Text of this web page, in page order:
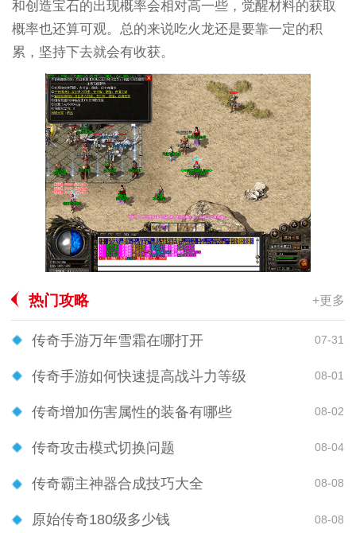
和创造宝石的出现概率会相对高一些，觉醒材料的获取
概率也还算可观。总的来说吃火龙还是要靠一定的积
累，坚持下去就会有收获。
热门攻略 +更多
传奇手游万年雪霜在哪打开 07-31
传奇手游如何快速提高战斗力等级 08-01
传奇增加伤害属性的装备有哪些 08-02
传奇攻击模式切换问题 08-04
传奇霸主神器合成技巧大全 08-08
原始传奇180级多少钱 08-08